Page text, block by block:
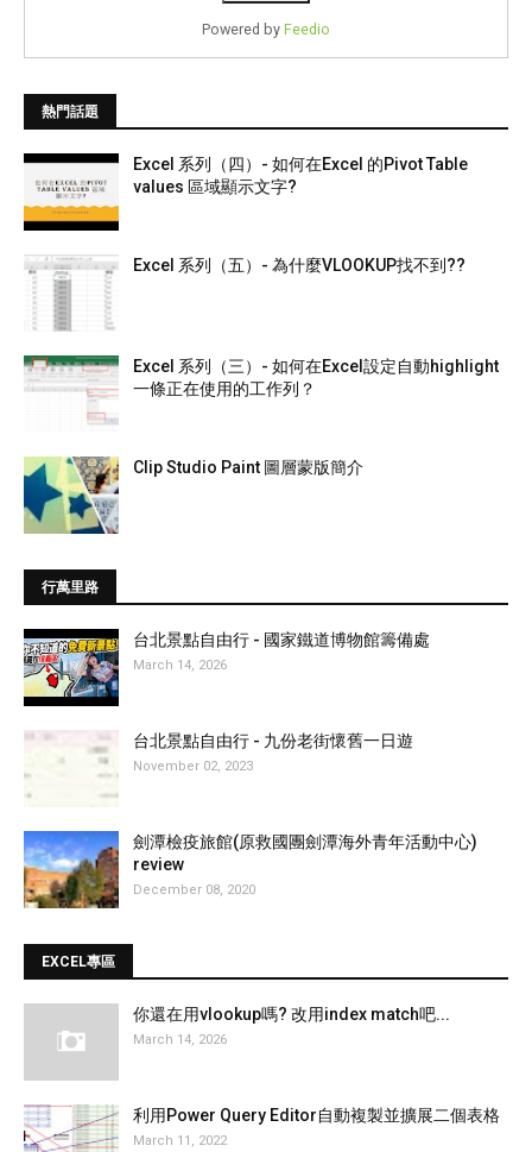
Powered by Feedio
熱門話題
Excel 系列（四）- 如何在Excel 的Pivot Table
values 區域顯示文字?
Excel 系列（五）- 為什麼VLOOKUP找不到??
Excel 系列（三）- 如何在Excel設定自動highlight
一條正在使用的工作列？
Clip Studio Paint 圖層蒙版簡介
行萬里路
台北景點自由行 - 國家鐵道博物館籌備處
March 14, 2026
台北景點自由行 - 九份老街懷舊一日遊
November 02, 2023
劍潭檢疫旅館(原救國團劍潭海外青年活動中心)
review
December 08, 2020
EXCEL專區
你還在用vlookup嗎? 改用index match吧...
March 14, 2026
利用Power Query Editor自動複製並擴展二個表格
March 11, 2022